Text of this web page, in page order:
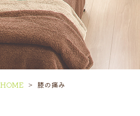
HOME 膝の痛み